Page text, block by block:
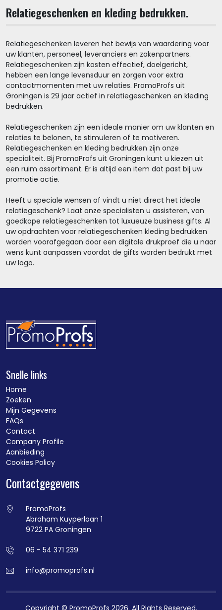
Relatiegeschenken en kleding bedrukken.
Relatiegeschenken leveren het bewijs van waardering voor
uw klanten, personeel, leveranciers en zakenpartners.
Relatiegeschenken zijn kosten effectief, doelgericht,
hebben een lange levensduur en zorgen voor extra
contactmomenten met uw relaties. PromoProfs uit
Groningen is 29 jaar actief in relatiegeschenken en kleding
bedrukken.
Relatiegeschenken zijn een ideale manier om uw klanten en
relaties te belonen, te stimuleren of te motiveren.
Relatiegeschenken en kleding bedrukken zijn onze
specialiteit. Bij PromoProfs uit Groningen kunt u kiezen uit
een ruim assortiment. Er is altijd een item dat past bij uw
promotie actie.
Heeft u speciale wensen of vindt u niet direct het ideale
relatiegeschenk? Laat onze specialisten u assisteren, van
goedkope relatiegeschenken tot luxueuze business gifts. Al
uw opdrachten voor relatiegeschenken kleding bedrukken
worden voorafgegaan door een digitale drukproef die u naar
wens kunt aanpassen voordat de gifts worden bedrukt met
uw logo.
Snelle links
Home
Zoeken
Mijn Gegevens
FAQs
Contact
Company Profile
Aanbieding
Cookies Policy
Contactgegevens
PromoProfs
Abraham Kuyperlaan 1
9722 PA Groningen
06 - 54 371 239
info@promoprofs.nl